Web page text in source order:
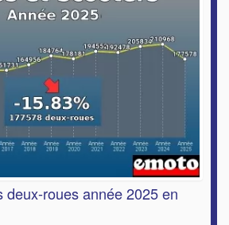
deux-roues année 2025 en